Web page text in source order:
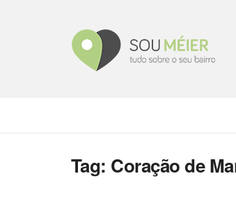
Tag: Coração de